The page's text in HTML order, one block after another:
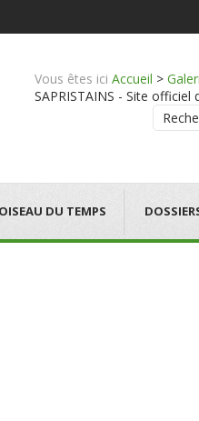
Vous êtes ici Accueil >
SAPRISTAINS - Site officiel
DU TEMPS